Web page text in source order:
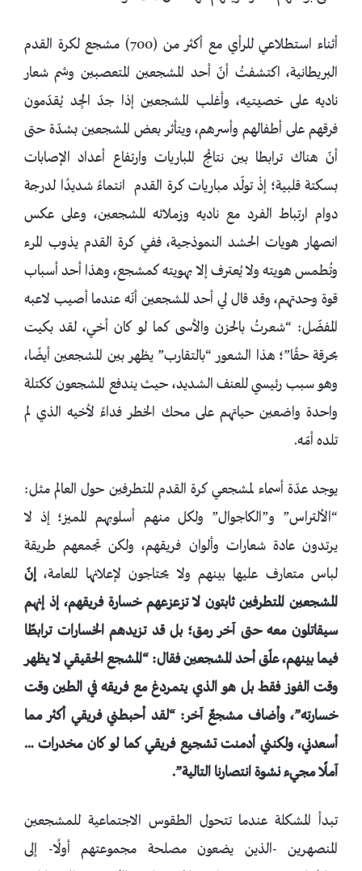
أثناء استطلاعي للرأي مع أكثر من (700) مشجع لكرة القدم
البريطانية، اكتشفتُ أنّ أحد المشجعين المتعصبين وشم شعار
ناديه على خصيتيه، وأغلب المشجعين إذا جدّ الجِد يُقدّمون
فرقهم على أطفالهم وأسرهم، ويتأثر بعض المشجعين بشدّة حتى
أنّ هناك ترابطا بين نتائج المباريات وارتفاع أعداد الإصابات
بسكتة قلبية؛ إذْ تولّد مباريات كرة القدم انتماءً شديدًا لدرجة
دوام ارتباط الفرد مع ناديه وزملائه المشجعين، وعلى عكس
انصهار هويات الحشد النموذجية، ففي كرة القدم يذوب المرء
وتُطمس هويته ولا يُعترف إلا بهويته كمشجع، وهذا أحد أسباب
قوة وحدتهم، وقد قال لي أحد المشجعين أنّه عندما أصيب لاعبه
المفضّل: “شعرتُ بالحزن والأسى كما لو كان أخي، لقد بكيت
بحرقة حقًا”؛ هذا الشعور “بالتقارب” يظهر بين المشجعين أيضًا،
وهو سبب رئيسي للعنف الشديد، حيث يندفع المشجعون ككتلة
واحدة واضعين حياتهم على محك الخطر فداءً لأخيه الذي لم
تلده أمّه.
يوجد عدّة أسماء لمشجعي كرة القدم المتطرفين حول العالم مثل:
“الألتراس” و”الكاجوال” ولكل منهم أسلوبهم المميز؛ إذ لا
يرتدون عادة شعارات وألوان فريقهم، ولكن تجمعهم طريقة
لباس متعارف عليها بينهم ولا يحتاجون لإعلانها للعامة،إنّ
المشجعين المتطرفين ثابتون لا تزعزعهم خسارة فريقهم، إذ إنهم
سيقاتلون معه حتى آخر رمق؛ بل قد تزيدهم الخسارات ترابطًا
فيما بينهم،علّق أحد المشجعين فقال: “المشجع الحقيقي لا يظهر
وقت الفوز فقط بل هو الذي يتمردغ مع فريقه في الطين وقت
خسارته”، وأضاف مشجعٌ آخر: “لقد أحبطني فريقي أكثر مما
أسعدني، ولكنني أدمنت تشجيع فريقي كما لو كان مخدرات …
آملًا مجيء نشوة انتصارنا التالية”.
تبدأ المشكلة عندما تتحول الطقوس الاجتماعية للمشجعين
المنصهرين -الذين يضعون مصلحة مجموعتهم أولًا- إلى